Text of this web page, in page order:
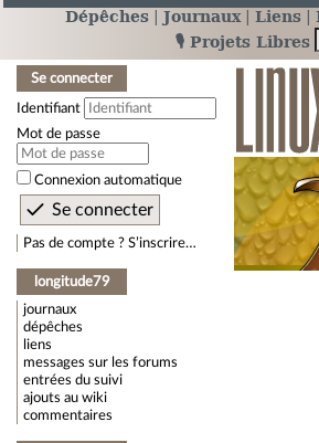
Dépêches Journaux Liens
🎙️ Projets Libres
Se connecter
Identifiant
Mot de passe
Connexion automatique
Pas de compte ? S’inscrire…
longitude79
journaux
dépêches
liens
messages sur les forums
entrées du suivi
ajouts au wiki
commentaires